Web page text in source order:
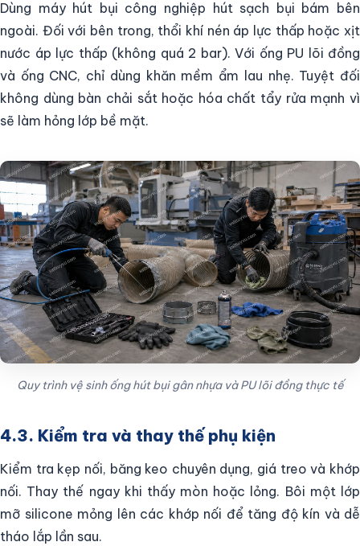
Dùng máy hút bụi công nghiệp hút sạch bụi bám bên
ngoài. Đối với bên trong, thổi khí nén áp lực thấp hoặc xịt
nước áp lực thấp (không quá 2 bar). Với ống PU lõi đồng
và ống CNC, chỉ dùng khăn mềm ẩm lau nhẹ. Tuyệt đối
không dùng bàn chải sắt hoặc hóa chất tẩy rửa mạnh vì
sẽ làm hỏng lớp bề mặt.
Quy trình vệ sinh ống hút bụi gân nhựa và PU lõi đồng thực tế
4.3. Kiểm tra và thay thế phụ kiện
Kiểm tra kẹp nối, băng keo chuyên dụng, giá treo và khớp
nối. Thay thế ngay khi thấy mòn hoặc lỏng. Bôi một lớp
mỡ silicone mỏng lên các khớp nối để tăng độ kín và dễ
tháo lắp lần sau.